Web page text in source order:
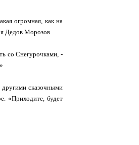
огромная, как на
Дедов Морозов.
со Снегурочками, -
сказочными
«Приходите, будет